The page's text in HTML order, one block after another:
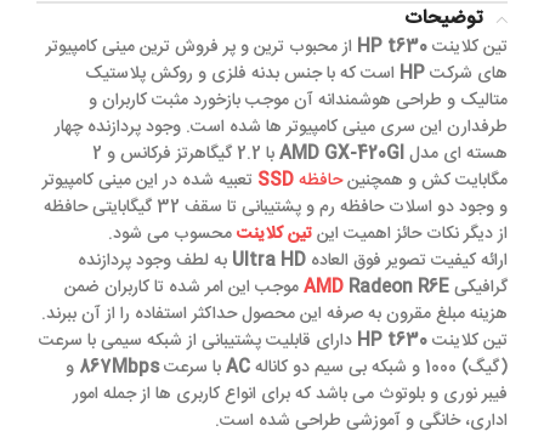
توضیحات
تین کلاینتHP t630 از محبوب ترین و پر فروش ترین مینی کامپیوتر
های شرکتHP است که با جنس بدنه فلزی و روکش پلاستیک
متالیک و طراحی هوشمندانه آن موجب بازخورد مثبت کاربران و
طرفدارن این سری مینی کامپیوتر ها شده است. وجود پردازنده چهار
هسته ای مدلAMD GX-420GI
با 2.2 ­گیگاهرتز فرکانس و 2
مگابایت کش و همچنینحافظهSSD تعبیه شده در این مینی کامپیوتر
و وجود دو اسلات حافظه رم و پشتیبانی تا سقف 32 گیگابایتی حافظه
از دیگر نکات حائز اهمیت اینتین کلاینتمحسوب می شود.
ارائه کیفیت تصویر فوق العاده Ultra HD به لطف وجود پردازنده
گرافیکی
AMD Radeon R6E
موجب این امر شده تا کاربران ضمن
هزینه مبلغ مقرون به صرفه این محصول حداکثر استفاده را از آن ببرند.
تین کلاینتHP t630 دارای قابلیت پشتیبانی از شبکه سیمی با سرعت
(گیگ) 1000 و شبکه بی سیم دو کاناله
ACبا سرعت867Mbps و
فیبر نوری و بلوتوث می باشد که برای انواع کاربری ها از جمله امور
اداری، خانگی و آموزشی طراحی شده است.